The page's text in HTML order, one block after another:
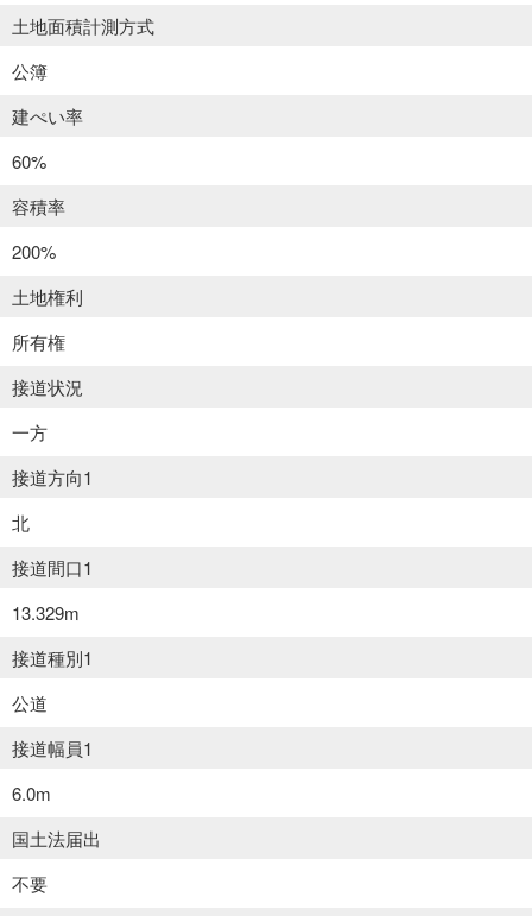
土地面積計測方式
公簿
建ぺい率
60%
容積率
200%
土地権利
所有権
接道状況
一方
接道方向1
北
接道間口1
13.329m
接道種別1
公道
接道幅員1
6.0m
国土法届出
不要